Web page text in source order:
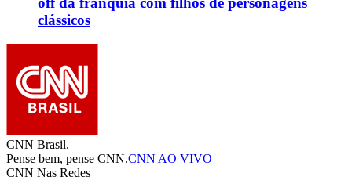
clássicos
CNN Brasil.
Pense bem, pense CNN.CNN AO VIVO
CNN Nas Redes